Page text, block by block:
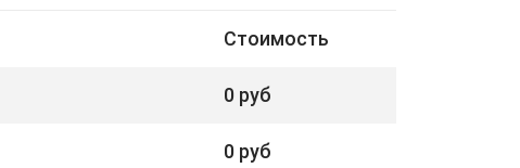
Стоимость
0 руб
0 руб